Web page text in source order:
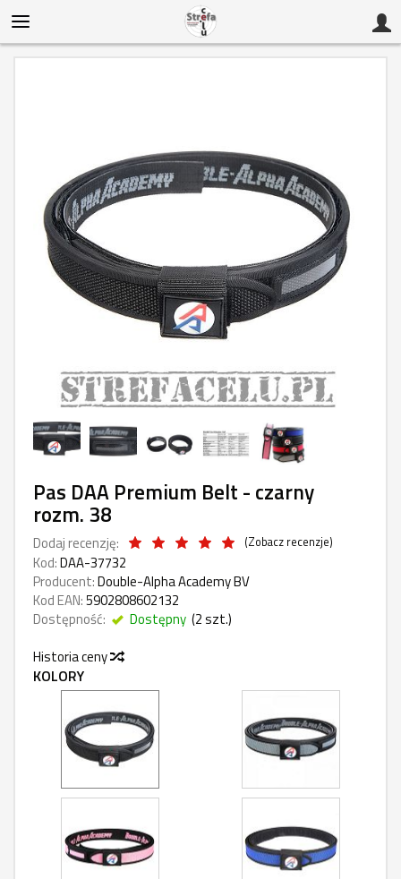
Pas DAA Premium Belt - czarny
rozm. 38
Dodaj recenzję: (Zobacz recenzje)
Kod:DAA-37732
Producent:Double-Alpha Academy BV
Kod EAN:5902808602132
Dostępność:
Dostępny (2szt.)
Historia ceny
KOLORY